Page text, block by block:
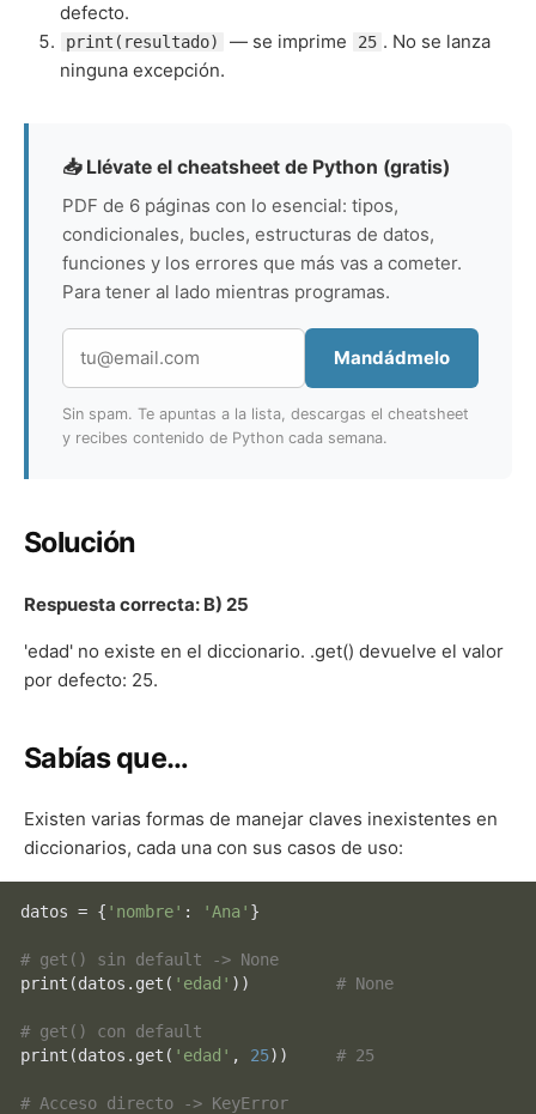
defecto.
print(resultado) — se imprime 25 . No se lanza
ninguna excepción.
📥 Llévate el cheatsheet de Python (gratis)
PDF de 6 páginas con lo esencial: tipos,
condicionales, bucles, estructuras de datos,
funciones y los errores que más vas a cometer.
Para tener al lado mientras programas.
Mandádmelo
Sin spam. Te apuntas a la lista, descargas el cheatsheet
y recibes contenido de Python cada semana.
Solución
Respuesta correcta: B) 25
'edad' no existe en el diccionario. .get() devuelve el valor
por defecto: 25.
Sabías que…
Existen varias formas de manejar claves inexistentes en
diccionarios, cada una con sus casos de uso:
datos = { 'nombre' : 'Ana' }
# get() sin default -> None
print (datos.get( 'edad' )) # None
# get() con default
print (datos.get( 'edad' , 25)) # 25
# Acceso directo -> KeyError